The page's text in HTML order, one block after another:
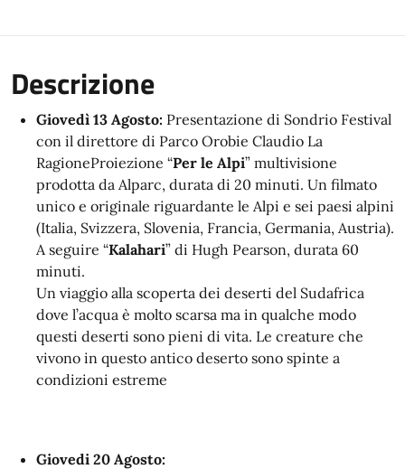
Descrizione
Giovedì 13 Agosto: Presentazione di Sondrio Festival
con il direttore di Parco Orobie Claudio La
RagioneProiezione “Per le Alpi” multivisione
prodotta da Alparc, durata di 20 minuti. Un filmato
unico e originale riguardante le Alpi e sei paesi alpini
(Italia, Svizzera, Slovenia, Francia, Germania, Austria).
A seguire “Kalahari” di Hugh Pearson, durata 60
minuti.
Un viaggio alla scoperta dei deserti del Sudafrica
dove l’acqua è molto scarsa ma in qualche modo
questi deserti sono pieni di vita. Le creature che
vivono in questo antico deserto sono spinte a
condizioni estreme
Giovedi 20 Agosto: